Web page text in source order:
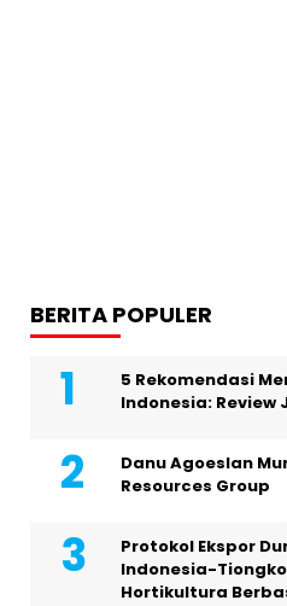
BERITA POPULER
5 Rekomendasi
Indonesia: Review
Danu Agoeslan
Resources Group
Protokol Ekspor
Indonesia-
Hortikultura